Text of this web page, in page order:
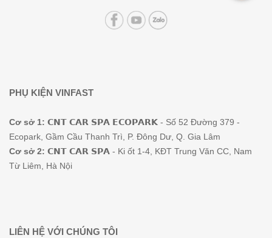
PHỤ KIỆN VINFAST
Cơ sở 1: 𝗖𝗡𝗧 𝗖𝗔𝗥 𝗦𝗣𝗔 𝗘𝗖𝗢𝗣𝗔𝗥𝗞 - Số 52 Đường 379 -
Ecopark, Gầm Cầu Thanh Trì, P. Đông Dư, Q. Gia Lâm
Cơ sở 2: 𝗖𝗡𝗧 𝗖𝗔𝗥 𝗦𝗣𝗔 - Ki ốt 1-4, KĐT Trung Văn CC, Nam
Từ Liêm, Hà Nội
LIÊN HỆ VỚI CHÚNG TÔI